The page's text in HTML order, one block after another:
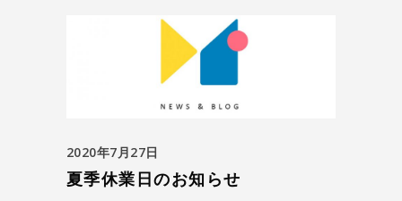
2020年7月27日
夏季休業日のお知らせ